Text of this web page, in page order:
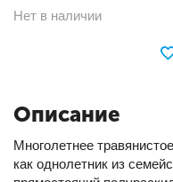
Нет в наличии
Описание
Многолетнее
как однолетник из